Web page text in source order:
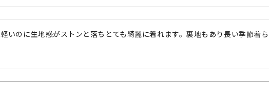
軽いのに生地感がストンと落ちとても綺麗に着れます。裏地もあり長い季節着ら